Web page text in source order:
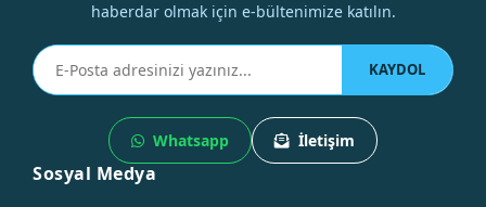
haberdar olmak için e-bültenimize katılın.
KAYDOL
Whatsapp İletişim
Sosyal Medya